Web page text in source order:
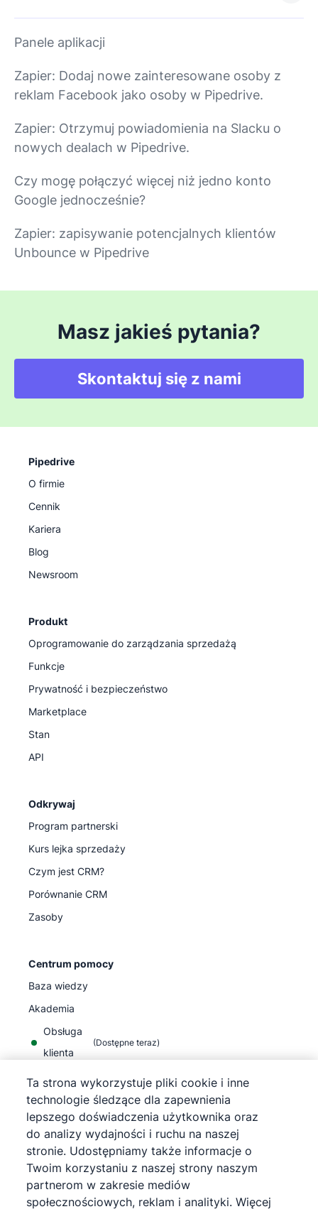
Panele aplikacji
Zapier: Dodaj nowe zainteresowane osoby z
reklam Facebook jako osoby w Pipedrive.
Zapier: Otrzymuj powiadomienia na Slacku o
nowych dealach w Pipedrive.
Czy mogę połączyć więcej niż jedno konto
Google jednocześnie?
Zapier: zapisywanie potencjalnych klientów
Unbounce w Pipedrive
Masz jakieś pytania?
Skontaktuj się z nami
Pipedrive
O firmie
Cennik
Kariera
Blog
Newsroom
Produkt
Oprogramowanie do zarządzania sprzedażą
Funkcje
Prywatność i bezpieczeństwo
Marketplace
Stan
API
Odkrywaj
Program partnerski
Kurs lejka sprzedaży
Czym jest CRM?
Porównanie CRM
Zasoby
Centrum pomocy
Baza wiedzy
Akademia
Obsługa
klienta
(Dostępne teraz)
© 2026Pipedrive
Pipedrive
Warunki korzystania z usługi
Pipedrive
Informacja o polityce prywatności
Mapa strony
Informacja o plikach cookie
Ta strona wykorzystuje pliki cookie i inne
technologie śledzące dla zapewnienia
lepszego doświadczenia użytkownika oraz
do analizy wydajności i ruchu na naszej
stronie. Udostępniamy także informacje o
Twoim korzystaniu z naszej strony naszym
partnerom w zakresie mediów
społecznościowych, reklam i analityki. Więcej